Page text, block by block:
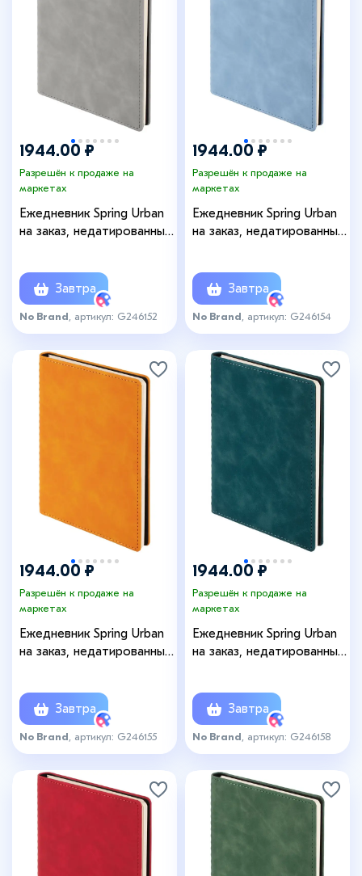
1944.00 ₽
Разрешён к продаже на
маркетах
Ежедневник Spring Urban
на заказ, недатированный,
Завтра
No Brand , артикул: G246152
1944.00 ₽
Разрешён к продаже на
маркетах
Ежедневник Spring Urban
на заказ, недатированный,
Завтра
No Brand , артикул: G246154
1944.00 ₽
Разрешён к продаже на
маркетах
Ежедневник Spring Urban
на заказ, недатированный,
Завтра
No Brand , артикул: G246155
1944.00 ₽
Разрешён к продаже на
маркетах
Ежедневник Spring Urban
на заказ, недатированный,
Завтра
No Brand , артикул: G246158